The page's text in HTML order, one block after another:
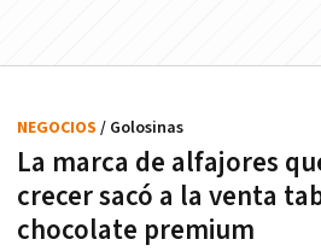
La marca de alfajores
crecer sacó a la venta
chocolate premium
NEGOCIOS / Golosinas